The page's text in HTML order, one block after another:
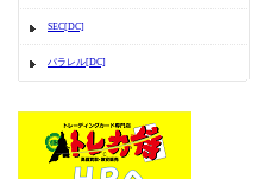
SEC[DC]
パラレル[DC]